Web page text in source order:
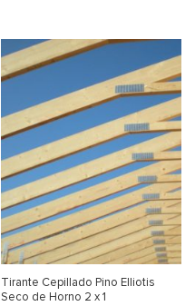
Tirante Cepillado Pino Elliotis
Seco de Horno 2 x 1